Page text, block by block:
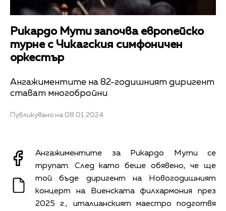
Рикардо Мути започва европейско
турне с Чикагския симфоничен
оркестър
Ангажиментите на 82-годишният диригент
стават многобройни
Публикувано на 08.01.2024
Ангажиментите за Рикардо Мути се
трупат. След като беше обявено, че ще
той бъде диригент на Новогодишният
концерт на Виенската филхармония през
2025 г., италианският маестро подготвя